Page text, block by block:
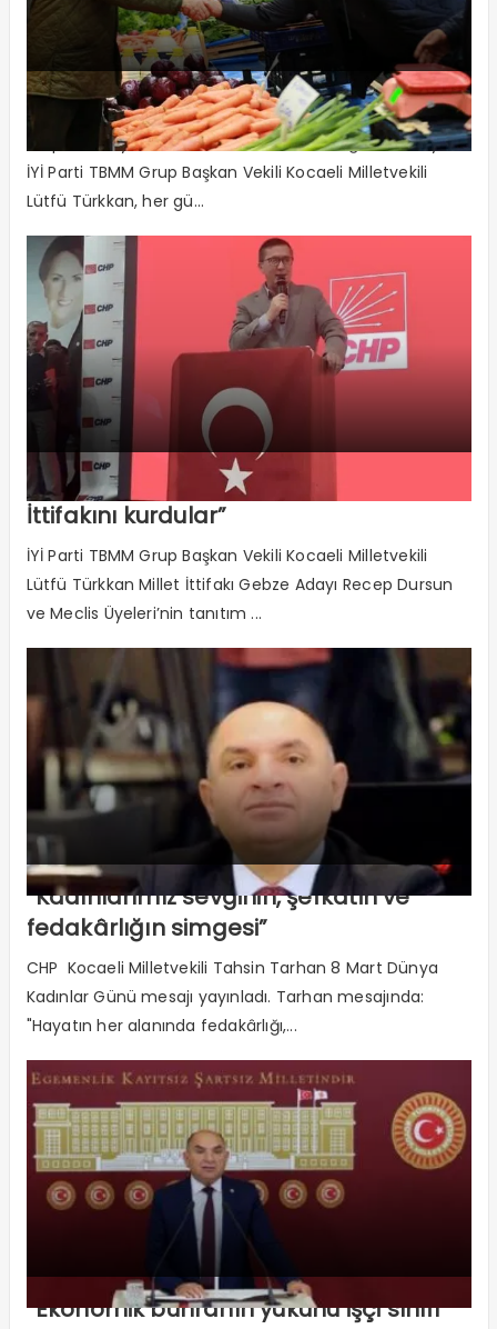
“Hepsinde Aynı Sitem”
“Hepsinde Aynı Sitem Var: ‘Biz Terörist Değil, Pazarcıyız’ ”
İYİ Parti TBMM Grup Başkan Vekili Kocaeli Milletvekili
Lütfü Türkkan, her gü...
“Millet İttifakının Karşısında Cukka
İttifakını kurdular”
İYİ Parti TBMM Grup Başkan Vekili Kocaeli Milletvekili
Lütfü Türkkan Millet İttifakı Gebze Adayı Recep Dursun
ve Meclis Üyeleri’nin tanıtım ...
“Kadınlarımız sevginin, şefkatin ve
fedakârlığın simgesi”
CHP Kocaeli Milletvekili Tahsin Tarhan 8 Mart Dünya
Kadınlar Günü mesajı yayınladı. Tarhan mesajında:
"Hayatın her alanında fedakârlığı,...
“Ekonomik buhranın yükünü işçi sınıfı